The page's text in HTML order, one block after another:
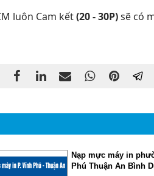
luôn Cam kết(20 - 30P)sẽ có
Nạp mực máy in
Phú Thuận An Bình